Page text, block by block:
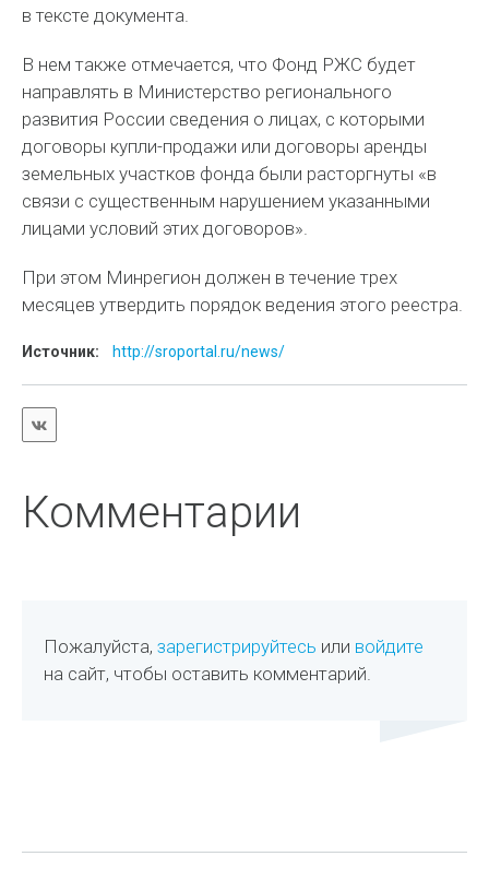
в тексте документа.
В нем также отмечается, что Фонд РЖС будет
направлять в Министерство регионального
развития России сведения о лицах, с которыми
договоры купли-продажи или договоры аренды
земельных участков фонда были расторгнуты «в
связи с существенным нарушением указанными
лицами условий этих договоров».
При этом Минрегион должен в течение трех
месяцев утвердить порядок ведения этого реестра.
Источник: http://sroportal.ru/news/
Комментарии
Пожалуйста,зарегистрируйтесь или войдите
на сайт, чтобы оставить комментарий.